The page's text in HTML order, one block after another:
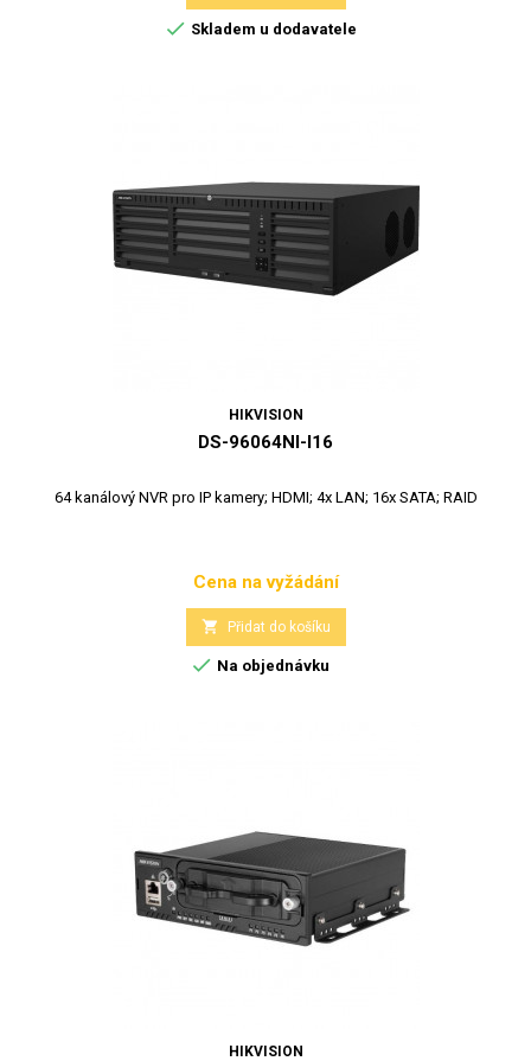
 Skladem u dodavatele
HIKVISION
DS-96064NI-I16
64 kanálový NVR pro IP kamery; HDMI; 4x LAN; 16x SATA; RAID
Cena
Cena na vyžádání
 Přidat do košíku
 Na objednávku
HIKVISION